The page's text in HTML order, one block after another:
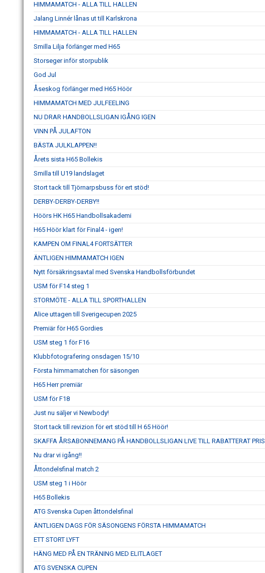
HIMMAMATCH - ALLA TILL HALLEN
Jalang Linnér lånas ut till Karlskrona
HIMMAMATCH - ALLA TILL HALLEN
Smilla Lilja förlänger med H65
Storseger inför storpublik
God Jul
Åseskog förlänger med H65 Höör
HIMMAMATCH MED JULFEELING
NU DRAR HANDBOLLSLIGAN IGÅNG IGEN
VINN PÅ JULAFTON
BÄSTA JULKLAPPEN!!
Årets sista H65 Bollekis
Smilla till U19 landslaget
Stort tack till Tjörnarpsbuss för ert stöd!
DERBY-DERBY-DERBY!!
Höörs HK H65 Handbollsakademi
H65 Höör klart för Final4 - igen!
KAMPEN OM FINAL4 FORTSÄTTER
ÄNTLIGEN HIMMAMATCH IGEN
Nytt försäkringsavtal med Svenska Handbollsförbundet
USM för F14 steg 1
STORMÖTE - ALLA TILL SPORTHALLEN
Alice uttagen till Sverigecupen 2025
Premiär för H65 Gordies
USM steg 1 för F16
Klubbfotografering onsdagen 15/10
Första himmamatchen för säsongen
H65 Herr premiär
USM för F18
Just nu säljer vi Newbody!
Stort tack till revizion för ert stöd till H 65 Höör!
SKAFFA ÅRSABONNEMANG PÅ HANDBOLLSLIGAN LIVE TILL RABATTERAT PRIS
Nu drar vi igång!!
Åttondelsfinal match 2
USM steg 1 i Höör
H65 Bollekis
ATG Svenska Cupen åttondelsfinal
ÄNTLIGEN DAGS FÖR SÄSONGENS FÖRSTA HIMMAMATCH
ETT STORT LYFT
HÄNG MED PÅ EN TRÄNING MED ELITLAGET
ATG SVENSKA CUPEN